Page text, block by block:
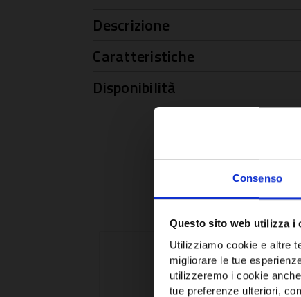
Consenso
Questo sito web utilizza i
Utilizziamo cookie e altre
migliorare le tue
utilizzeremo i cookie
tue preferenze ulteriori,
Descrizione
Caratteristiche
Disponibilità